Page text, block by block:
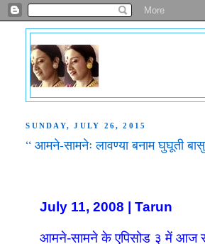
SUNDAY, JULY 26, 2015
“ आमने-सामनेः लावण्या बनाम घुघूती
July 11, 2008 | Tarun
आमने-सामने के एपिसोड ३ में आज